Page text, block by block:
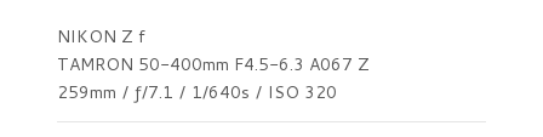
NIKON Z f
TAMRON 50-400mm F4.5-6.3 A067 Z
259mm / ƒ/7.1 / 1/640s / ISO 320